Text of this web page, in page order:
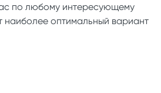
по любому интересующему
наиболее оптимальный вариант